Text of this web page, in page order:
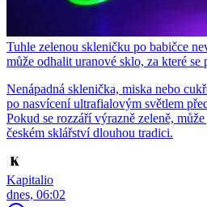
Tuhle zelenou skleničku po babičce
může odhalit uranové sklo, za které se
Nenápadná sklenička, miska nebo
po nasvícení ultrafialovým světlem
Pokud se rozzáří výrazně zeleně,
českém sklářství dlouhou tradici.
Kapitalio
dnes, 06:02